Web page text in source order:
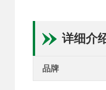
详细介
品牌